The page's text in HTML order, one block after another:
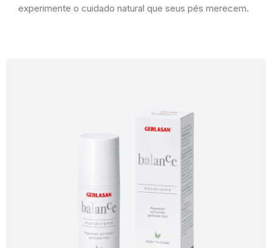
experimente o cuidado natural que seus pés merecem.